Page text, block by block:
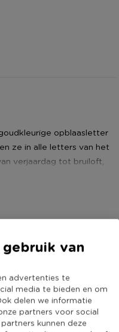
van
advertenties te
media te bieden en om
delen we informatie
partners voor social
kunnen deze
opblaasletter
ze in alle letters van het
verjaardag tot bruiloft,
bij een pasgebore
Nee
Aluminium
30
Goudkleurig
(Nog) geen score